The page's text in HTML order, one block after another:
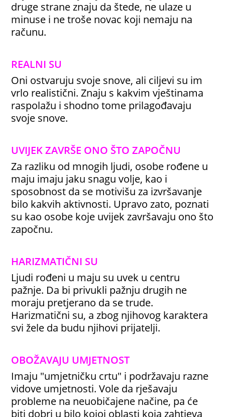
druge strane znaju da štede, ne ulaze u
minuse i ne troše novac koji nemaju na
računu.
REALNI SU
Oni ostvaruju svoje snove, ali ciljevi su im
vrlo realistični. Znaju s kakvim vještinama
raspolažu i shodno tome prilagođavaju
svoje snove.
UVIJEK ZAVRŠE ONO ŠTO ZAPOČNU
Za razliku od mnogih ljudi, osobe rođene u
maju imaju jaku snagu volje, kao i
sposobnost da se motivišu za izvršavanje
bilo kakvih aktivnosti. Upravo zato, poznati
su kao osobe koje uvijek završavaju ono što
započnu.
HARIZMATIČNI SU
Ljudi rođeni u maju su uvek u centru
pažnje. Da bi privukli pažnju drugih ne
moraju pretjerano da se trude.
Harizmatični su, a zbog njihovog karaktera
svi žele da budu njihovi prijatelji.
OBOŽAVAJU UMJETNOST
Imaju "umjetničku crtu" i podržavaju razne
vidove umjetnosti. Vole da rješavaju
probleme na neuobičajene načine, pa će
biti dobri u bilo kojoj oblasti koja zahtjeva